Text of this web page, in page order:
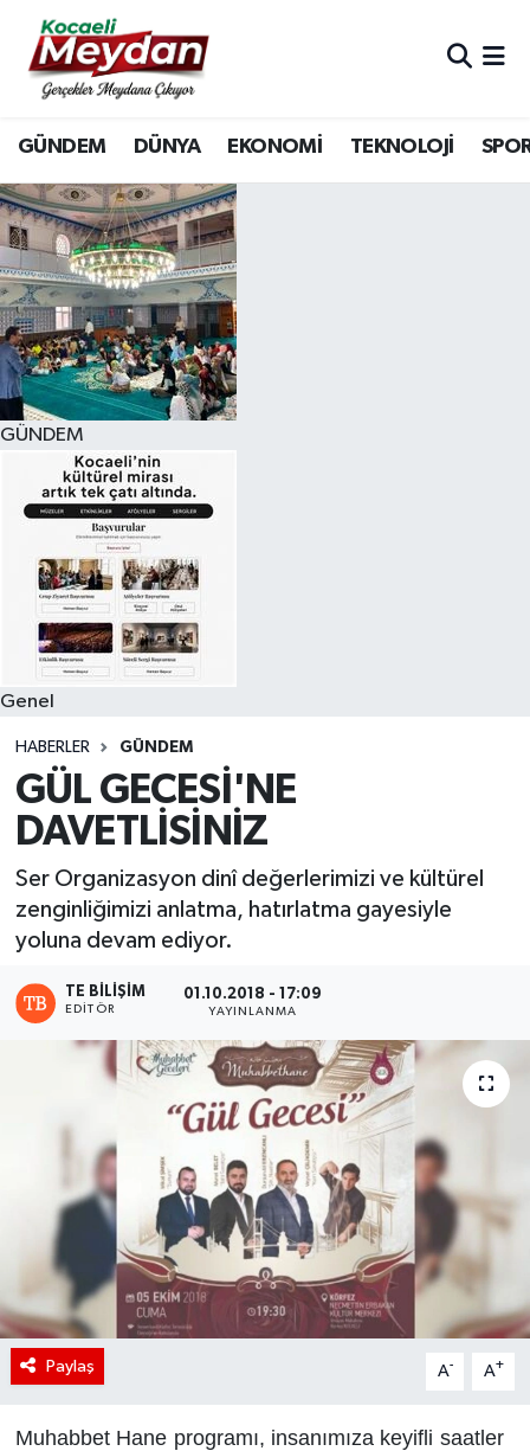
GÜNDEM DÜNYA EKONOMİ TEKNOLOJİ
GÜNDEM
Genel
HABERLER GÜNDEM
GÜL GECESİ'NE
DAVETLİSİNİZ
Ser Organizasyon dinî değerlerimizi ve kültürel
zenginliğimizi anlatma, hatırlatma gayesiyle
yoluna devam ediyor.
TE BILIŞIM
EDITÖR
01.10.2018 - 17:09
YAYINLANMA
Paylaş A- A+
Muhabbet Hane programı, insanımıza keyifli saatler
Nöbetçi Eczaneler
Hava Durumu
Trafik Durumu
Süper Lig Puan Durumu ve Fikstür
Tüm Manşetler
Son Dakika Haberleri
Haber Arşivi